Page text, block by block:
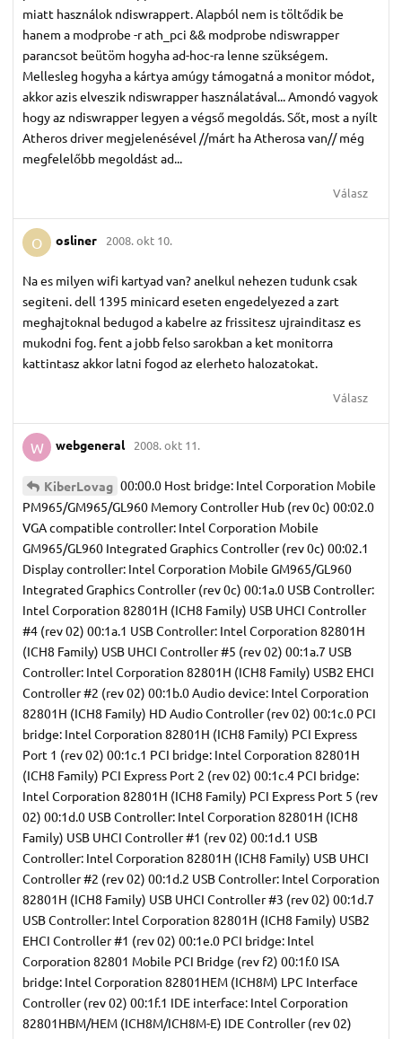
miatt használok ndiswrappert. Alapból nem is töltődik be
hanem a modprobe -r ath_pci && modprobe ndiswrapper
parancsot beütöm hogyha ad-hoc-ra lenne szükségem.
Mellesleg hogyha a kártya amúgy támogatná a monitor módot,
akkor azis elveszik ndiswrapper használatával... Amondó vagyok
hogy az ndiswrapper legyen a végső megoldás. Sőt, most a nyílt
Atheros driver megjelenésével //márt ha Atherosa van// még
megfelelőbb megoldást ad...
Válasz
O osliner 2008. okt 10.
Na es milyen wifi kartyad van? anelkul nehezen tudunk csak
segiteni. dell 1395 minicard eseten engedelyezed a zart
meghajtoknal bedugod a kabelre az frissitesz ujrainditasz es
mukodni fog. fent a jobb felso sarokban a ket monitorra
kattintasz akkor latni fogod az elerheto halozatokat.
Válasz
W webgeneral 2008. okt 11.
KiberLovag 00:00.0 Host bridge: Intel Corporation Mobile
PM965/GM965/GL960 Memory Controller Hub (rev 0c) 00:02.0
VGA compatible controller: Intel Corporation Mobile
GM965/GL960 Integrated Graphics Controller (rev 0c) 00:02.1
Display controller: Intel Corporation Mobile GM965/GL960
Integrated Graphics Controller (rev 0c) 00:1a.0 USB Controller:
Intel Corporation 82801H (ICH8 Family) USB UHCI Controller
#4 (rev 02) 00:1a.1 USB Controller: Intel Corporation 82801H
(ICH8 Family) USB UHCI Controller #5 (rev 02) 00:1a.7 USB
Controller: Intel Corporation 82801H (ICH8 Family) USB2 EHCI
Controller #2 (rev 02) 00:1b.0 Audio device: Intel Corporation
82801H (ICH8 Family) HD Audio Controller (rev 02) 00:1c.0 PCI
bridge: Intel Corporation 82801H (ICH8 Family) PCI Express
Port 1 (rev 02) 00:1c.1 PCI bridge: Intel Corporation 82801H
(ICH8 Family) PCI Express Port 2 (rev 02) 00:1c.4 PCI bridge:
Intel Corporation 82801H (ICH8 Family) PCI Express Port 5 (rev
02) 00:1d.0 USB Controller: Intel Corporation 82801H (ICH8
Family) USB UHCI Controller #1 (rev 02) 00:1d.1 USB
Controller: Intel Corporation 82801H (ICH8 Family) USB UHCI
Controller #2 (rev 02) 00:1d.2 USB Controller: Intel Corporation
82801H (ICH8 Family) USB UHCI Controller #3 (rev 02) 00:1d.7
USB Controller: Intel Corporation 82801H (ICH8 Family) USB2
EHCI Controller #1 (rev 02) 00:1e.0 PCI bridge: Intel
Corporation 82801 Mobile PCI Bridge (rev f2) 00:1f.0 ISA
bridge: Intel Corporation 82801HEM (ICH8M) LPC Interface
Controller (rev 02) 00:1f.1 IDE interface: Intel Corporation
82801HBM/HEM (ICH8M/ICH8M-E) IDE Controller (rev 02)